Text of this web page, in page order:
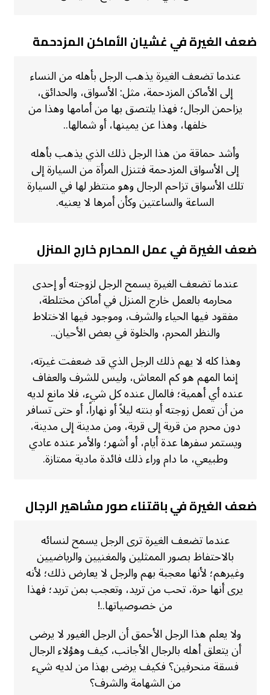
ضعف الغيرة في غشيان الأماكن المزدحمة
عندما تضعف الغيرة يذهب الرجل بأهله من النساء
إلى الأماكن المزدحمة، مثل: الأسواق، والحدائق،
يزاحمن الرجال؛ فهذا يلتصق بها من أمامها وهذا من
خلفها، وهذا عن يمينها، أو شمالها..
وأشد حماقة من هذا الرجل ذلك الذي يذهب بأهله
إلى الأسواق المزدحمة فتنزل المرأة من السيارة إلى
تلك الأسواق تزاحم الرجال وهو منتظر لها في السيارة
الساعة والساعتين وكأن أمرها لا يعنيه.
ضعف الغيرة في عمل المحارم خارج المنزل
عندما تضعف الغيرة يسمح الرجل لزوجته أو إحدى
محارمه بالعمل خارج المنزل في أماكن مختلطة،
مفقود فيها الحياء والشرف، وموجود فيها الاختلاط
والنظر المحرم، والخلوة في بعض الأحيان..
وهذا كله لا يهم ذلك الرجل الذي قد ضعفت غيرته،
إنما المهم هو كم المعاش، وليس للشرف والعفاف
عنده أي أهمية؛ فالمال عنده كل شيء، فلا مانع لديه
من أن تعمل زوجته أو بنته ليلاً أو نهاراً، أو حتى تسافر
دون محرم من قرية إلى قرية، ومن مدينة إلى مدينة،
ويستمر سفرها عدة أيام، أو أشهر؛ والأمر عنده عادي
وطبيعي، ما دام وراء ذلك فائدة مادية ممتازة.
ضعف الغيرة في باقتناء صور مشاهير الرجال
عندما تضعف الغيرة ترى الرجل يسمح لنسائه
بالاحتفاظ بصور الممثلين والمغنيين والرياضيين
وغيرهم؛ لأنها معجبة بهم والرجل لا يعارض ذلك؛ لأنه
يرى أنها حرة، تحب من تريد، وتعجب بمن تريد؛ فهذا
من خصوصياتها..!
ولا يعلم هذا الرجل الأحمق أن الرجل الغيور لا يرضى
أن يتعلق أهله بالرجال الأجانب، كيف وهؤلاء الرجال
فسقة منحرفين؟ فكيف يرضى بهذا من لديه شيء
من الشهامة والشرف؟